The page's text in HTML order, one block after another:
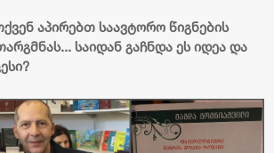
აპირებთ საავტორო წიგნების
საიდან გაჩნდა ეს იდეა და